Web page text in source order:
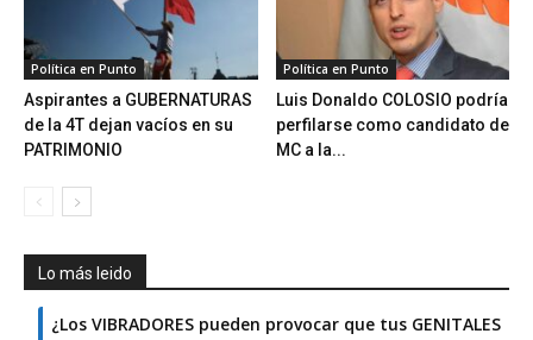
Política en Punto
Aspirantes a GUBERNATURAS
de la 4T dejan vacíos en su
PATRIMONIO
Política en Punto
Luis Donaldo COLOSIO podría
perfilarse como candidato de
MC a la...
Lo más leido
¿Los VIBRADORES pueden provocar que tus GENITALES